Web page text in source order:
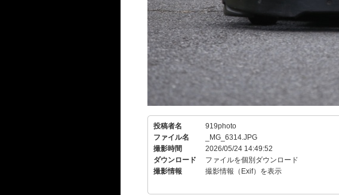
投稿者名
919photo
ファイル名
_MG_6314.JPG
撮影時間
2026/05/24 14:49:52
ダウンロード
ファイルを個別ダウンロード
撮影情報
撮影情報（Exif）を表示